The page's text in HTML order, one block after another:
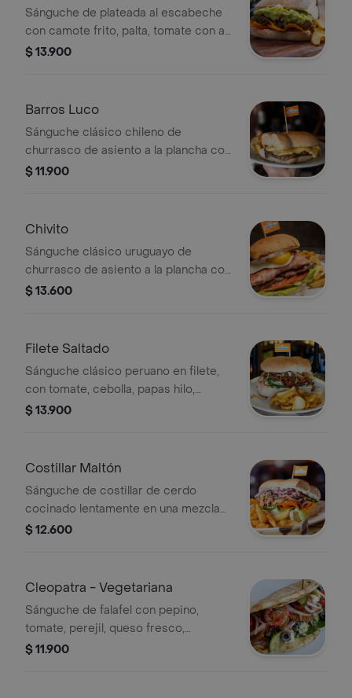
Sánguche de plateada al escabeche
con camote frito, palta, tomate con ají
verde y mayonesa. En pan marraqueta
$ 13.900
Barros Luco
Sánguche clásico chileno de
churrasco de asiento a la plancha con
queso gauda derretido. En pan
$ 11.900
Chivito
Sánguche clásico uruguayo de
churrasco de asiento a la plancha con
jamón, panceta, huevo frito, tomate,
$ 13.600
Filete Saltado
Sánguche clásico peruano en filete,
con tomate, cebolla, papas hilo,
lechuga y mayonesa. En pan
$ 13.900
Costillar Maltón
Sánguche de costillar de cerdo
cocinado lentamente en una mezcla
de malta, mostaza y miel.
cebolla morada y nuestra mayonesa.
En pan marraqueta y acompañado
con papas fritas.
$ 12.600
Cleopatra - Vegetariana
Sánguche de falafel con pepino,
tomate, perejil, queso fresco,
alcaparras, aceitunas negras y cebolla
$ 11.900